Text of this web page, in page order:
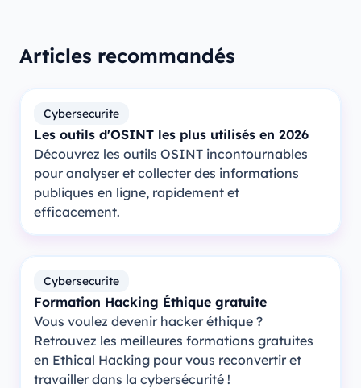
Articles recommandés
Cybersecurite
Les outils d'OSINT les plus utilisés en 2026
Découvrez les outils OSINT incontournables
pour analyser et collecter des informations
publiques en ligne, rapidement et
efficacement.
Cybersecurite
Formation Hacking Éthique gratuite
Vous voulez devenir hacker éthique ?
Retrouvez les meilleures formations gratuites
en Ethical Hacking pour vous reconvertir et
travailler dans la cybersécurité !